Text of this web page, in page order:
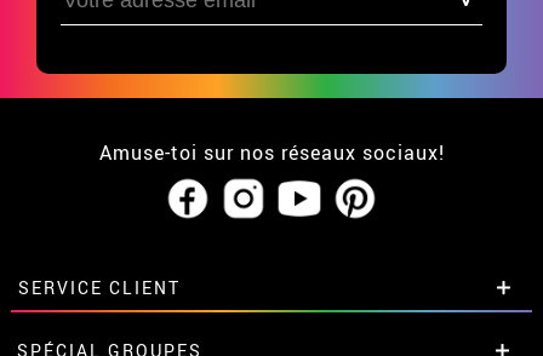
Amuse-toi sur nos réseaux sociaux!
SERVICE CLIENT
• Qui sommes-nous?
SPÉCIAL GROUPES